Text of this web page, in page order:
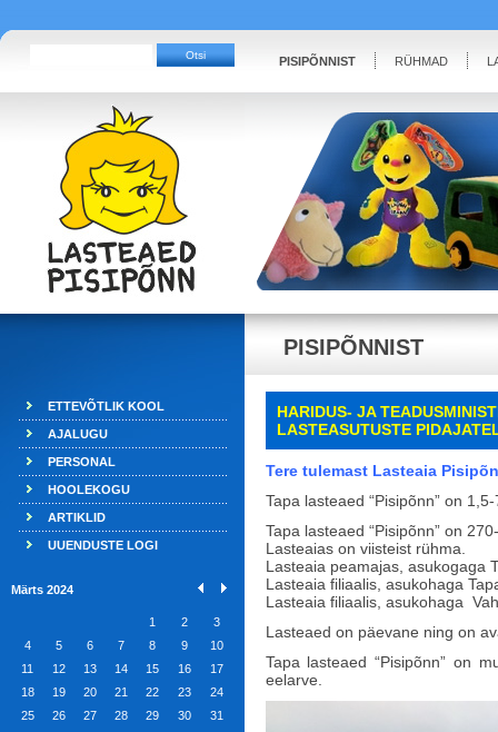
PISIPÕNNIST RÜHMAD
ETTEVÕTLIK KOOL
AJALUGU
PERSONAL
HOOLEKOGU
ARTIKLID
UUENDUSTE LOGI
Märts 2024
1 2
3
4
5 6 7 8 9
10
11
12 13 14 15 16
17
18
19 20 21 22 23
24
25
26 27 28 29 30 31
PISIPÕNNIST
HARIDUS- JA
LASTEASUTUSTE
Tere tulemast Lasteaia
Tapa lasteaed “Pisipõnn” on
Tapa lasteaed “Pisipõnn” on
Lasteaias on viisteist rühma.
Lasteaia peamajas, asukogaga
Lasteaia filiaalis, asukohaga
Lasteaia filiaalis, asukohaga
Lasteaed on päevane ning on
Tapa lasteaed “Pisipõnn” on
eelarve.